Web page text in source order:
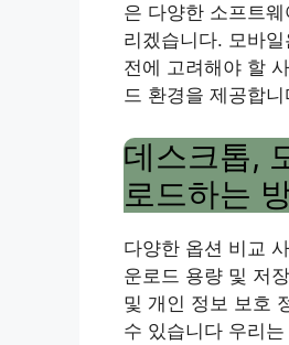
은 다양한 소프트
리겠습니다. 모바
전에 고려해야 할
드 환경을 제공합니
데스크톱,
로드하는
다양한 옵션 비교
운로드 용량 및 저
및 개인 정보 보호
수 있습니다 우리